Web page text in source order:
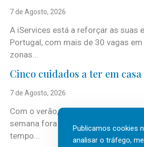
7 de Agosto, 2026
A iServices está a reforçar as suas
Portugal, com mais de 30 vagas
zonas...
Cinco cuidados a ter em
7 de Agosto, 2026
Com o verão, chegam também as
semana fora e os dias em que a
tempo...
Publicamos cookies
analisar o tráfego,